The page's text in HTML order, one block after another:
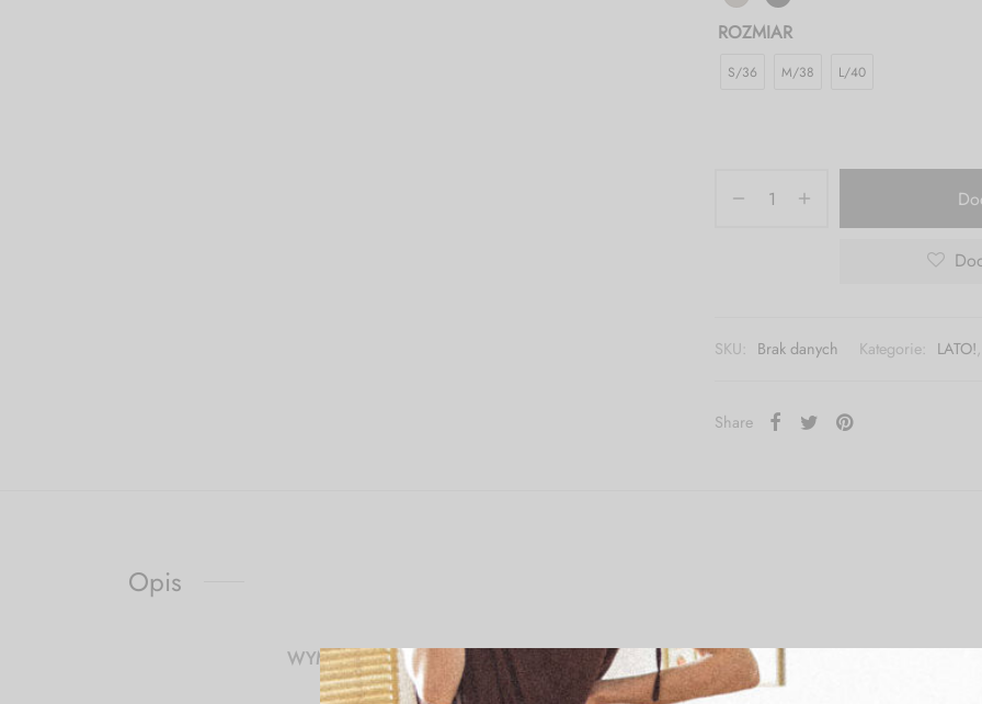
ROZMIAR
S/36 M/38 L/40
SKU: Brak danych Kategorie: LATO!
Share
Opis
WYMIARY: